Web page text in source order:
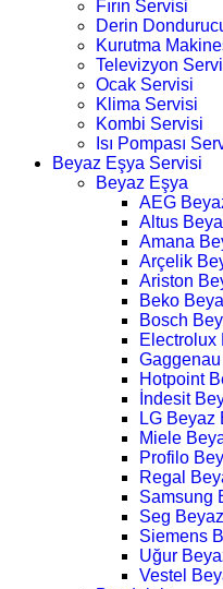
Fırın Servisi
Derin
Kurutma
Televizyon
Ocak Servisi
Klima Servisi
Kombi Servisi
Isı Pompası
Beyaz Eşya Servisi
Beyaz Eşya
AEG
Altus
Amana
Arçelik
Ariston
Beko
Bosch
Electrolux
Hotpoint
İndesit
LG Beyaz
Miele
Profilo
Regal
Samsung
Seg
Siemens
Uğur
Vestel